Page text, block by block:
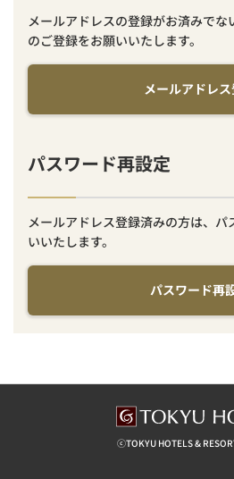
メールアドレスの登録がお済みでな
のご登録をお願いいたします。
メールアドレ
パスワード再設定
メールアドレス登録済みの方は、
いいたします。
パスワード再
ⓒTOKYU HOTELS &